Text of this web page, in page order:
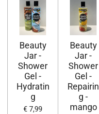
Beauty
Jar -
Shower
Gel -
Hydratin
g
€ 7,99
Beauty
Jar -
Shower
Gel -
Repairin
g -
mango